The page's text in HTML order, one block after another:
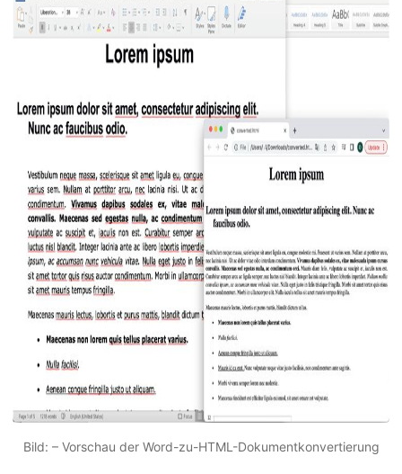
Bild: – Vorschau der Word-zu-HTML-Dokumentkonvertierung